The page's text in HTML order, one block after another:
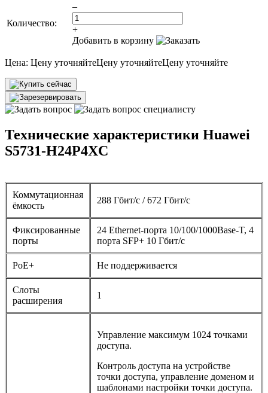
Количество:
–
+
Добавить в корзину
Цена: Цену уточняйтеЦену уточняйтеЦену уточняйте
Технические характеристики Huawei
S5731-H24P4XC
Коммутационная
ёмкость
288 Гбит/с / 672 Гбит/с
Фиксированные
порты
24 Ethernet-порта 10/100/1000Base-T, 4
порта SFP+ 10 Гбит/с
PoE+ Не поддерживается
Слоты
расширения
1
Управление максимум 1024 точками
доступа.
Контроль доступа на устройстве
точки доступа, управление доменом и
шаблонами настройки точки доступа.